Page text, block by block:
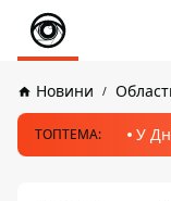
Новини
ТОПТЕМА: У